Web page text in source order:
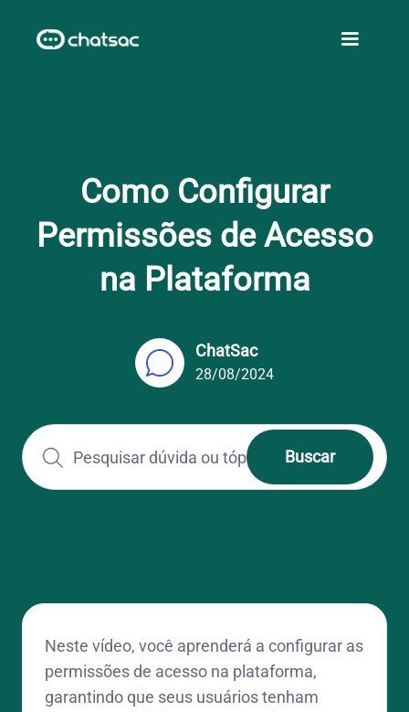
Como Configurar
Permissões de Acesso
na Plataforma
ChatSac
28/08/2024
Neste vídeo, você aprenderá a configurar as
permissões de acesso na plataforma,
garantindo que seus usuários tenham